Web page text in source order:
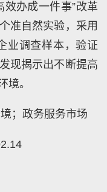
效办成一件事”改革
准自然实验，采用
业调查样本，验证
现揭示出不断提高
境。
；政务服务市场